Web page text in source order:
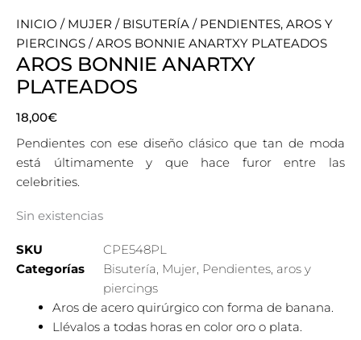
INICIO / MUJER / BISUTERÍA / PENDIENTES, AROS Y
PIERCINGS / AROS BONNIE ANARTXY PLATEADOS
AROS BONNIE ANARTXY
PLATEADOS
18,00€
Pendientes con ese diseño clásico que tan de moda
está últimamente y que hace furor entre las
celebrities.
Sin existencias
SKU
CPE548PL
Categorías
Bisutería, Mujer, Pendientes, aros y
piercings
Aros de acero quirúrgico con forma de banana.
Llévalos a todas horas en color oro o plata.